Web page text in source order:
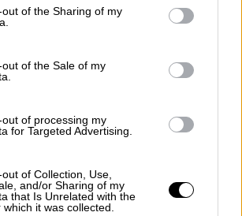
visit or usage behaviour. You may click to
to Google and its third-party tags to
specified purposes in below Google
of the Sharing of my
of the Sale of my
of processing my
for Targeted Advertising.
of Collection, Use,
and/or Sharing of my
that Is Unrelated with the
it was collected.
14:45
Αντιμέτωπη με
για ξέπλυμα χρήματος η
του Ουζμπεκιστάν»
ξεκίνησαν έρευνα για
μετά τον θάνατο του πατέρα